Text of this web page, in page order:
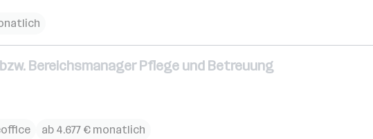
Bereichsmanager Pflege und Betreuung
ab 4.677 € monatlich